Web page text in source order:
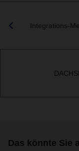
Integrations-
Das könnte Sie